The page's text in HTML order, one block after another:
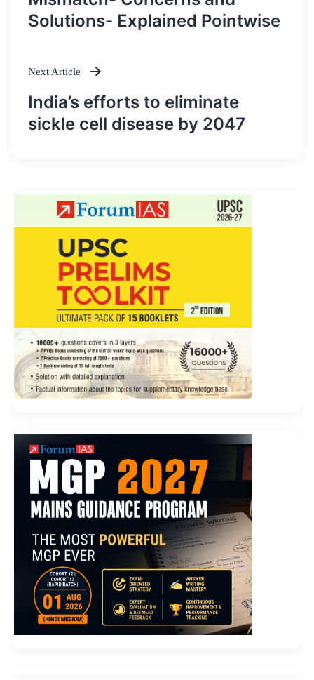
Solutions- Explained Pointwise
Next Article
India’s efforts to eliminate
sickle cell disease by 2047